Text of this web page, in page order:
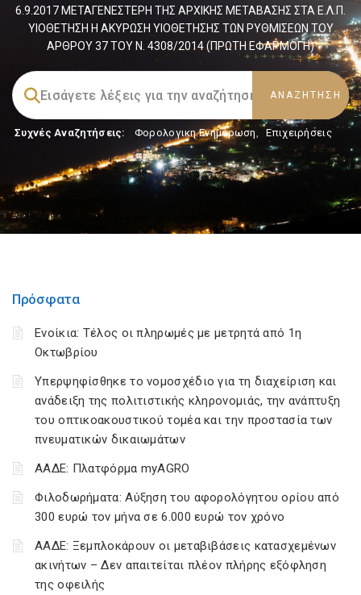
6.9.2017 ΜΕΤΑΓΕΝΕΣΤΕΡΗ ΤΗΣ ΑΡΧΙΚΗΣ ΜΕΤΑΒΑΣΗΣ ΣΤΑ Ε.Λ.Π.
ΥΙΟΘΕΤΗΣΗ Η ΑΚΥΡΩΣΗ ΥΙΟΘΕΤΗΣΗΣ ΤΩΝ ΡΥΘΜΙΣΕΩΝ ΤΟΥ
ΑΡΘΡΟΥ 37 ΤΟΥ Ν. 4308/2014 (ΠΡΩΤΗ ΕΦΑΡΜΟΓΗ)
Συχνές Αναζητήσεις: Φορολογικη Ενημέρωση, Επιχειρήσεις
Πρόσφατα
Ενοίκια: Τέλος οι πληρωμές με μετρητά από 1η
Οκτωβρίου
Υπερψηφίσθηκε το νομοσχέδιο για τη διαχείριση και
ανάδειξη της πολιτιστικής κληρονομιάς, την ανάπτυξη
του οπτικοακουστικού τομέα και την προστασία των
πνευματικών δικαιωμάτων
ΑΑΔΕ: Πλατφόρμα myAGRO
Φιλοδωρήματα: Αύξηση του αφορολόγητου ορίου από
300 ευρώ τον μήνα σε 6.000 ευρώ τον χρόνο
ΑΑΔΕ: Ξεμπλοκάρουν οι μεταβιβάσεις κατασχεμένων
ακινήτων – Δεν απαιτείται πλέον πλήρης εξόφληση
της οφειλής